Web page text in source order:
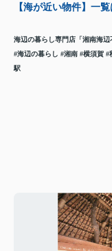
【海が近い物件】一覧
海辺の暮らし専門店「湘南海辺
#海辺の暮らし #湘南 #横須賀 #
駅